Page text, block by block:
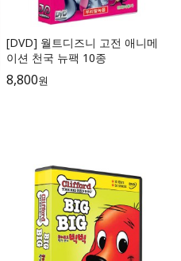
[DVD] 월트디즈니 고전 애니메
이션 천국 뉴팩 10종
8,800원